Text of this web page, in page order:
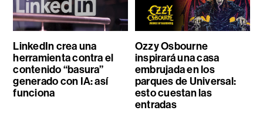
LinkedIn crea una
herramienta contra el
contenido “basura”
generado con IA: así
funciona
Ozzy Osbourne
inspirará una casa
embrujada en los
parques de Universal:
esto cuestan las
entradas